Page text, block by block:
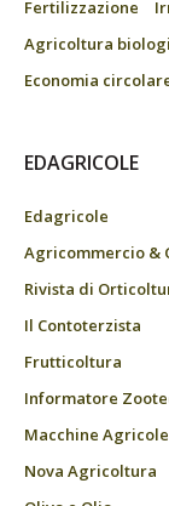
Fertilizzazione
Agricoltura
Economia
EDAGRICOLE
Edagricole
Agricommercio &
Rivista di
Il Contoterzista
Frutticoltura
Informatore
Macchine Agricole
Nova Agricoltura